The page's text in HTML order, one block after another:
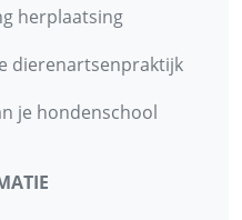
herplaatsing
dierenartsenpraktijk
je hondenschool